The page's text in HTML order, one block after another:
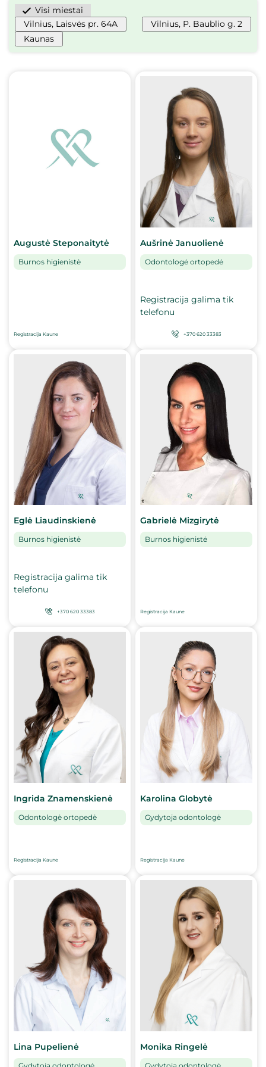
įvertinus paciento būklę ir aptarus individualų gydymo
planą bei galimas pageidaujamas ar būtinas
papildomas procedūras ir priemones.
Visi miestai
Vilnius, Laisvės pr. 64A
Vilnius, P. Baublio g. 2
Kaunas
Augustė Steponaitytė
Burnos higienistė
Registracija Kaune
Aušrinė Januolienė
Odontologė ortopedė
Registracija galima tik
telefonu
+370 620 33383
Eglė Liaudinskienė
Burnos higienistė
Registracija galima tik
telefonu
+370 620 33383
Gabrielė Mizgirytė
Burnos higienistė
Registracija Kaune
Ingrida Znamenskienė
Odontologė ortopedė
Registracija Kaune
Karolina Globytė
Gydytoja odontologė
Registracija Kaune
Lina Pupelienė Monika Ringelė